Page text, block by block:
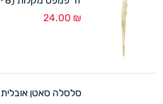
24.00 ₪
סלסלה סאטן אובלית 50/37+9 ס"מ לבן